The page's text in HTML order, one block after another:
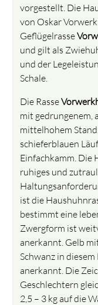
vorgestellt. Die
von Oskar
Geflügelrasse
und gilt als
und der
Schale.
Die Rasse
mit gedrungenem,
mittelhohem
schieferblauen
Einfachkamm. Die
ruhiges und
ist die
bestimmt eine
Zwergform ist
anerkannt. Gelb
Schwanz in
anerkannt. Die
Geschlechtern
2,5 – 3 kg auf die